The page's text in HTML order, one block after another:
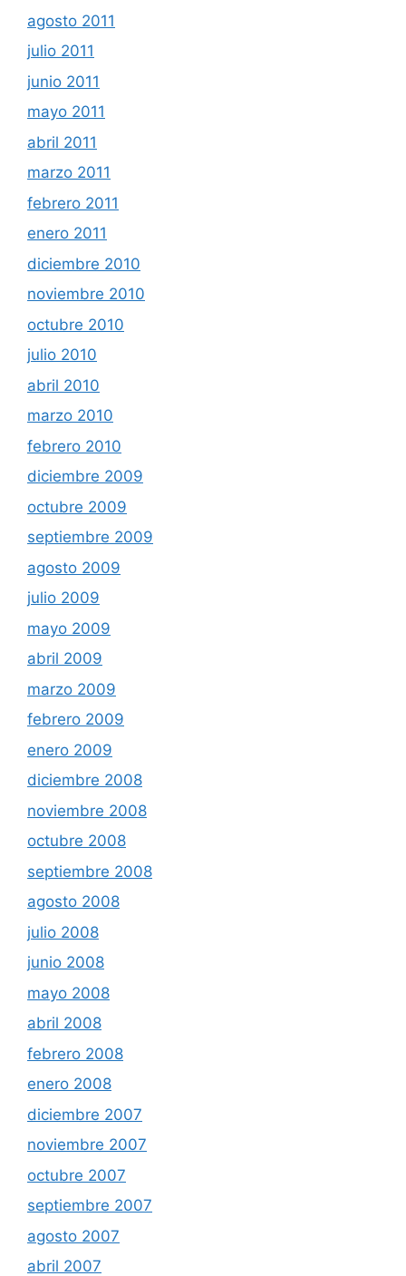
agosto 2011
julio 2011
junio 2011
mayo 2011
abril 2011
marzo 2011
febrero 2011
enero 2011
diciembre 2010
noviembre 2010
octubre 2010
julio 2010
abril 2010
marzo 2010
febrero 2010
diciembre 2009
octubre 2009
septiembre 2009
agosto 2009
julio 2009
mayo 2009
abril 2009
marzo 2009
febrero 2009
enero 2009
diciembre 2008
noviembre 2008
octubre 2008
septiembre 2008
agosto 2008
julio 2008
junio 2008
mayo 2008
abril 2008
febrero 2008
enero 2008
diciembre 2007
noviembre 2007
octubre 2007
septiembre 2007
agosto 2007
abril 2007